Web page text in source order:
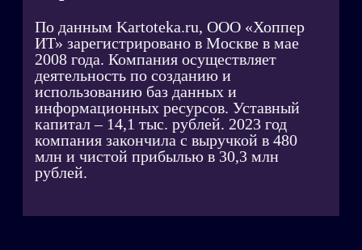
По данным Kartoteka.ru, ООО «Хоппер
ИТ» зарегистрировано в Москве в мае
2008 года. Компания осуществляет
деятельность по созданию и
использованию баз данных и
информационных ресурсов. Уставный
капитал – 14,1 тыс. рублей. 2023 год
компания закончила с выручкой в 480
млн и чистой прибылью в 30,3 млн
рублей.